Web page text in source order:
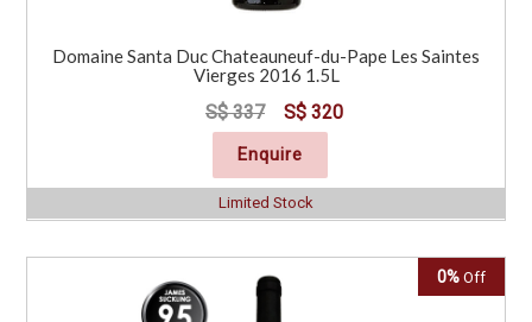
Domaine Santa Duc Chateauneuf-du-Pape Les Saintes
Vierges 2016 1.5L
S$ 337 S$ 320
Enquire
Limited Stock
0% Off